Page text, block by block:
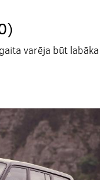
varēja būt labāka